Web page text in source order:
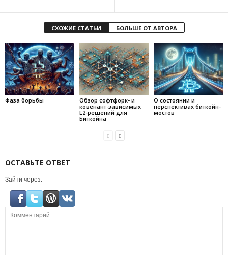
СХОЖИЕ СТАТЬИ БОЛЬШЕ ОТ АВТОРА
Фаза борьбы
Обзор софтфорк- и
ковенант-зависимых
L2-решений для
Биткойна
О состоянии и
перспективах биткойн-
мостов
ОСТАВЬТЕ ОТВЕТ
Зайти через: